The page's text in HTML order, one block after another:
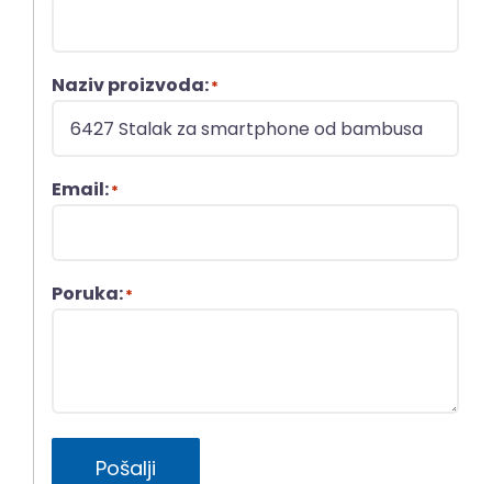
Naziv proizvoda:*
Email:*
Poruka:*
Pošalji